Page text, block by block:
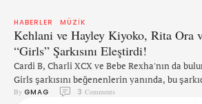
HABERLER MÜZIK
Kehlani ve Hayley Kiyoko, Rita Ora
“Girls” Şarkısını Eleştirdi!
Cardi B, Charli XCX ve Bebe Rexha'nın da
Girls şarkısını beğenenlerin yanında, bu
olmayan bir kesim de mevcut. Lezbiyen
By GMAG 3 Comments